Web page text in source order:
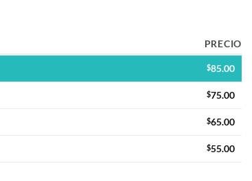
PRECIO
$85.00
$75.00
$65.00
$55.00